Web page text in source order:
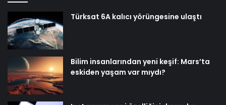
Türksat 6A kalıcı yörüngesine ulaştı
Bilim insanlarından yeni keşif: Mars’ta
eskiden yaşam var mıydı?